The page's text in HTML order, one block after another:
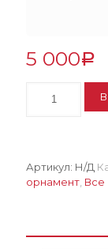
5 000Р
Лошадка
«сапожках»
Артикул: Н/Д
орнамент Все